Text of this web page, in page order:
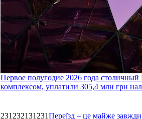
Первое полугодие 2026 года
комплексом, уплатили 305,4 млн грн
231232131231Переїзд – це майже